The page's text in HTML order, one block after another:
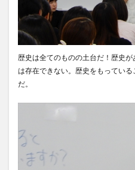
歴史は全てのものの土台だ！歴史
は存在できない。歴史をもってい
だ。